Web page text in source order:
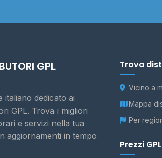
GPL
italiano dedicato ai
GPL. Trova i migliori
e servizi nella tua
aggiornamenti in tempo
Trova
Vicino a
Mappa
Per
Prezzi GPL